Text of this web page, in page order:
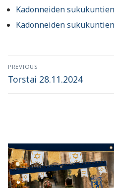
Kadonneiden
Kadonneiden
Artikkelien
selaus
PREVIOUS
Previous
Torstai 28.11.2024